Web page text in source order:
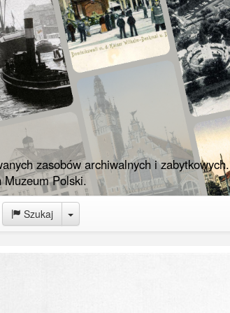
zasobów archiwalnych i zabytkowych.
Polski.
Szukaj Toggle Dropdown